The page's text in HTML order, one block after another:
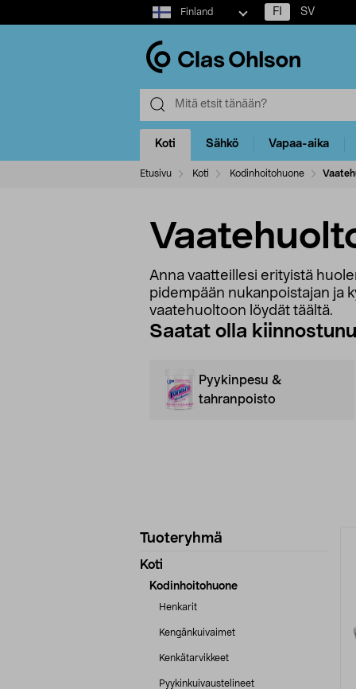
Select
market
Finland FI SV
Koti Sähkö Vapaa-aika
Etusivu Koti Kodinhoitohuone
Anna vaatteillesi erityistä
pidempään nukanpoistajan ja
vaatehuoltoon löydät täältä.
Saatat olla
Pyykinpesu &
tahranpoisto
Tarkenna
tuotetietoja
Tuoteryhmä
Koti
Kodinhoitohuone
Henkarit
Kengänkuivaimet
Kenkätarvikkeet
Pyykinkuivaustelineet